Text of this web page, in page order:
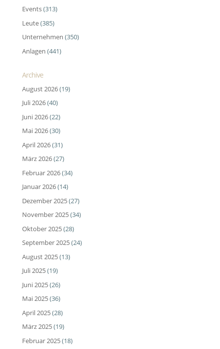
Events(313)
Leute(385)
Unternehmen (350)
Anlagen (441)
Archive
August 2026(19)
Juli 2026(40)
Juni 2026(22)
Mai 2026(30)
April 2026(31)
März 2026(27)
Februar 2026(34)
Januar 2026(14)
Dezember 2025(27)
November 2025(34)
Oktober 2025(28)
September 2025(24)
August 2025(13)
Juli 2025(19)
Juni 2025(26)
Mai 2025(36)
April 2025(28)
März 2025(19)
Februar 2025(18)